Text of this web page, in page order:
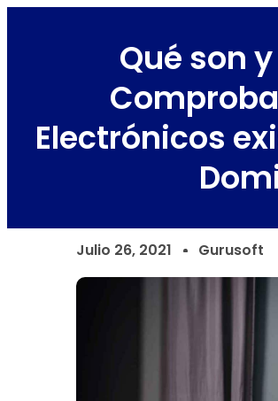
Qué son
Electrónicos
Julio 26, 2021 Gurusoft